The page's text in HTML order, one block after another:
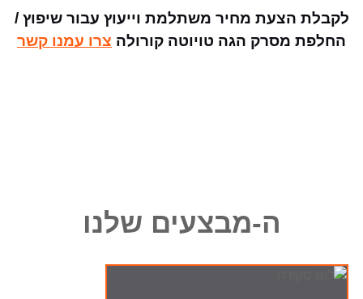
לקבלת הצעת מחיר משתלמת וייעוץ עבור שיפוץ /
החלפת מסרק הגה טויוטה קורולה צרו עמנו קשר
ה-מבצעים שלנו